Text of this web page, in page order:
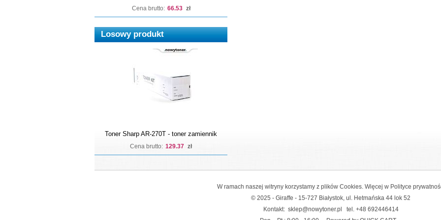
Cena brutto: 66.53 zł
Losowy produkt
Toner Sharp AR-270T - toner zamiennik
Cena brutto: 129.37 zł
W ramach naszej witryny korzystamy z plików Cookies. Więcej w Polityce
© 2025 - Giraffe - 15-727 Białystok, ul. Hetmańska 44 lok 52
Kontakt: sklep@nowytoner.pl tel. +48 692446414